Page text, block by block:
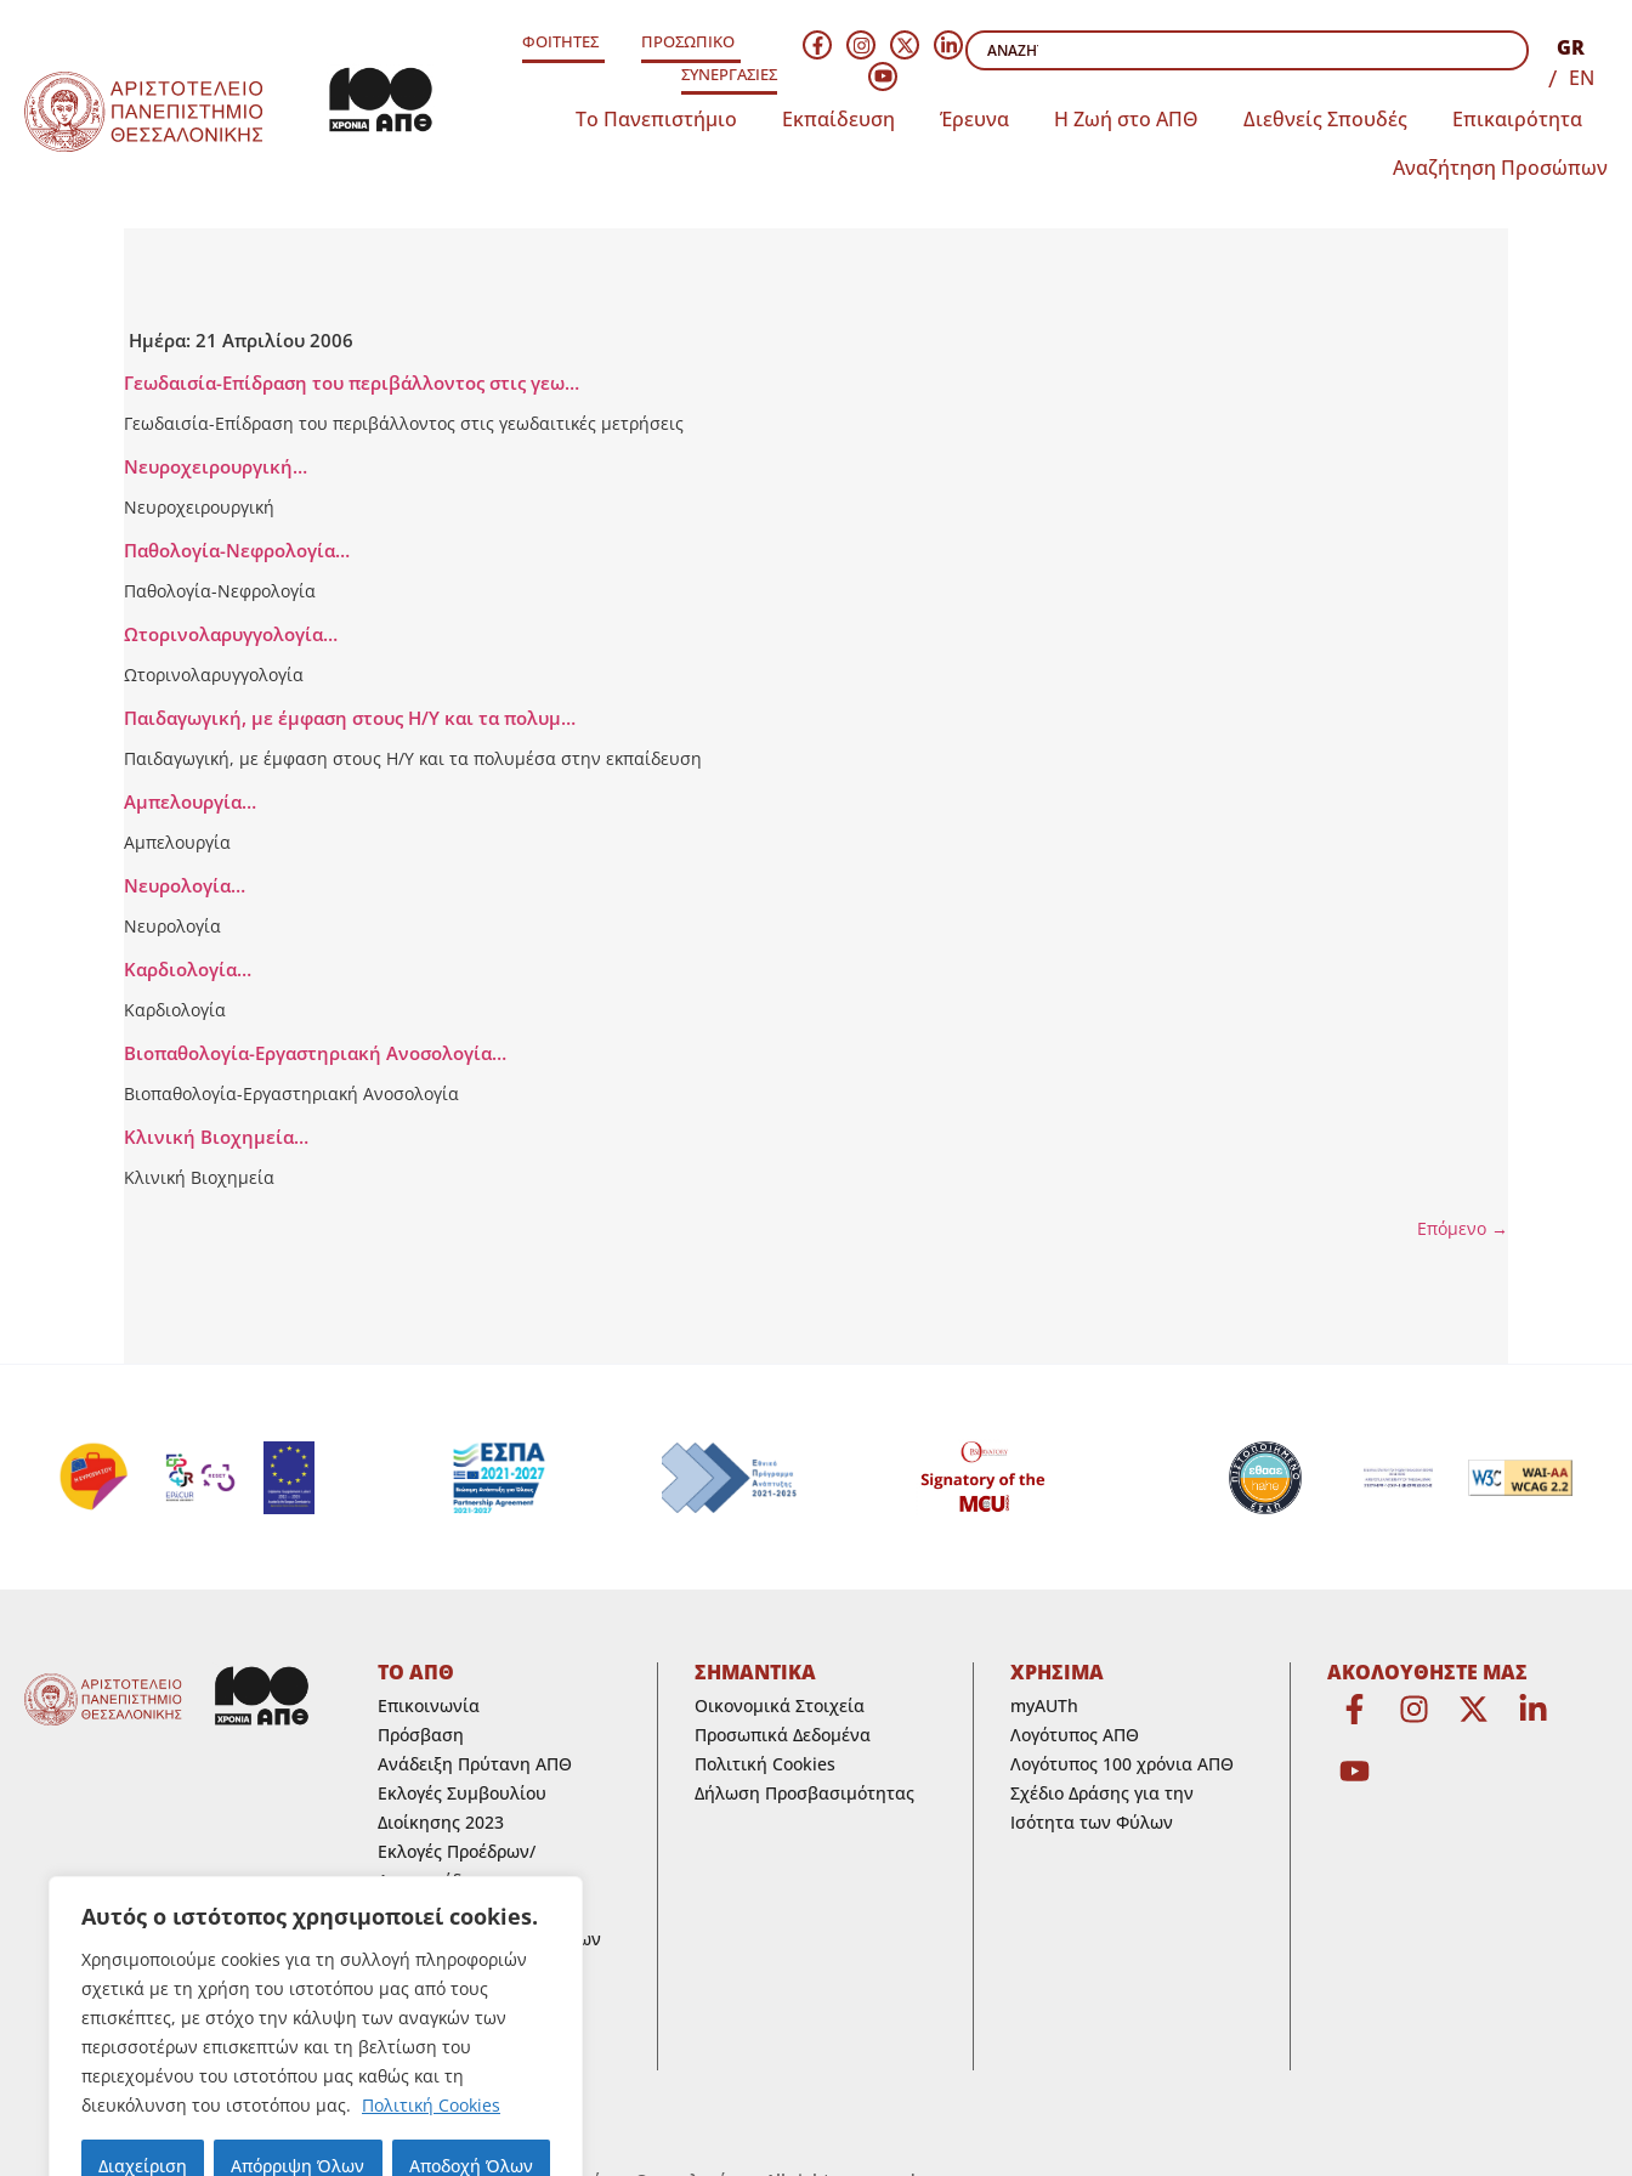
Αυτός ο ιστότοπος χρησιμοποιεί cookies.
Χρησιμοποιούμε cookies για τη συλλογή πληροφοριών
σχετικά με τη χρήση του ιστοτόπου μας από τους
επισκέπτες, με στόχο την κάλυψη των αναγκών των
περισσοτέρων επισκεπτών και τη βελτίωση του
περιεχομένου του ιστοτόπου μας καθώς και τη
διευκόλυνση του ιστοτόπου μας. Πολιτική Cookies
Διαχείριση Απόρριψη Όλων Αποδοχή Όλων
ΦΟΙΤΗΤΕΣ
ΠΡΟΣΩΠΙΚΟ
ΣΥΝΕΡΓΑΣΙΕΣ
GR
EN
Το Πανεπιστήμιο
Εκπαίδευση Έρευνα Η Ζωή στο ΑΠΘ Διεθνείς Σπουδές
Επικαιρότητα
Αναζήτηση Προσώπων
Ημέρα: 21 Απριλίου 2006
Γεωδαισία-Επίδραση του περιβάλλοντος στις γεω…
Γεωδαισία-Επίδραση του περιβάλλοντος στις γεωδαιτικές μετρήσεις
Νευροχειρουργική…
Νευροχειρουργική
Παθολογία-Νεφρολογία…
Παθολογία-Νεφρολογία
Ωτορινολαρυγγολογία…
Ωτορινολαρυγγολογία
Παιδαγωγική, με έμφαση στους Η/Υ και τα πολυμ…
Παιδαγωγική, με έμφαση στους Η/Υ και τα πολυμέσα στην εκπαίδευση
Αμπελουργία…
Αμπελουργία
Νευρολογία…
Νευρολογία
Καρδιολογία…
Καρδιολογία
Βιοπαθολογία-Εργαστηριακή Ανοσολογία…
Βιοπαθολογία-Εργαστηριακή Ανοσολογία
Κλινική Βιοχημεία…
Κλινική Βιοχημεία
Επόμενο →
ΤΟ ΑΠΘ
Επικοινωνία
Πρόσβαση
Ανάδειξη Πρύτανη ΑΠΘ
Εκλογές Συμβουλίου
Διοίκησης 2023
Εκλογές Προέδρων/
Αντιπροέδρων
Ανάδειξη Κοσμητόρων
Ανάδειξη εκπροσώπων των
μελών Ε.Ε.Π.,Ε.ΔΙ.Π. ΚΑΙ
Ε.Τ.Ε.Π. στα συλλογικά
όργανα του Α.Π.Θ.
Εκλογές Φοιτητών
ΣΗΜΑΝΤΙΚΑ
Οικονομικά Στοιχεία
Προσωπικά Δεδομένα
Πολιτική Cookies
Δήλωση Προσβασιμότητας
ΧΡΗΣΙΜΑ
myAUTh
Λογότυπος ΑΠΘ
Λογότυπος 100 χρόνια ΑΠΘ
Σχέδιο Δράσης για την
Ισότητα των Φύλων
ΑΚΟΛΟΥΘΗΣΤΕ ΜΑΣ